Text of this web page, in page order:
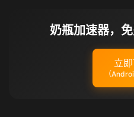
奶瓶加速器，
立
（